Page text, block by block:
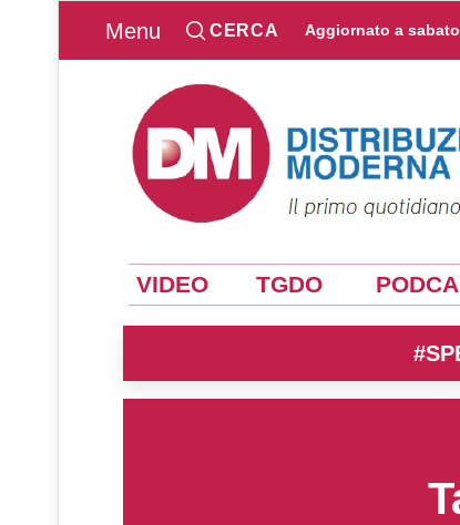
Menu CERCA Aggiornato a
VIDEO TGDO